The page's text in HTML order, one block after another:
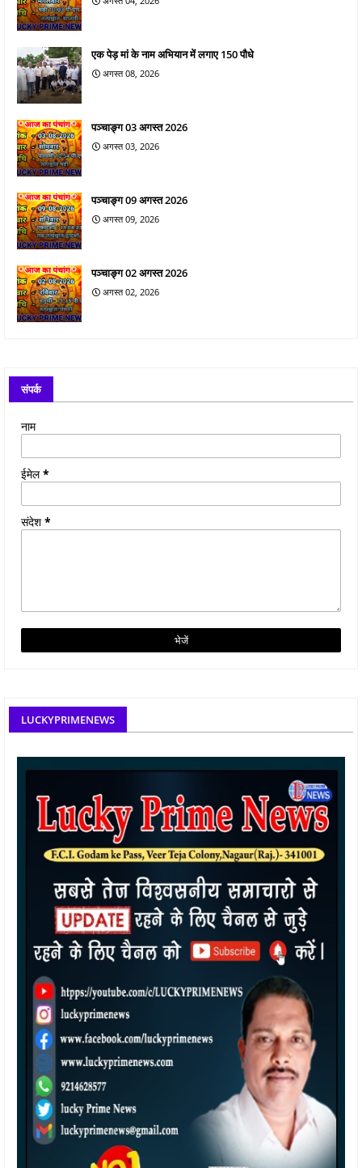
एक पेड़ मां के नाम अभियान में लगाए 150 पौधे
अगस्त 08, 2026
पञ्चाङ्ग 03 अगस्त 2026
अगस्त 03, 2026
पञ्चाङ्ग 09 अगस्त 2026
अगस्त 09, 2026
पञ्चाङ्ग 02 अगस्त 2026
अगस्त 02, 2026
संपर्क
नाम
ईमेल*
संदेश*
LUCKYPRIMENEWS